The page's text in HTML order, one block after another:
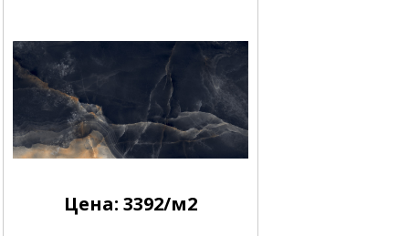
Цена: 3392/м2